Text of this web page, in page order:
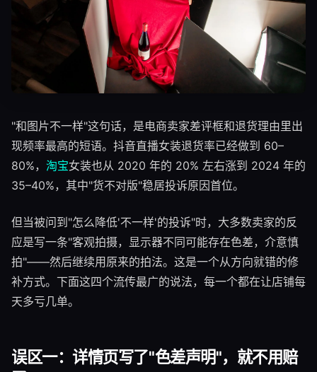
"和图片不一样"这句话，是电商卖家差评框和退货理由里出
现频率最高的短语。抖音直播女装退货率已经做到 60–
80%， 淘宝女装也从 2020 年的 20% 左右涨到 2024 年的
35–40%，其中"货不对版"稳居投诉原因首位。
但当被问到"怎么降低'不一样'的投诉"时，大多数卖家的反
应是写一条"客观拍摄，显示器不同可能存在色差，介意慎
拍"——然后继续用原来的拍法。这是一个从方向就错的修
补方式。下面这四个流传最广的说法，每一个都在让店铺每
天多亏几单。
误区一：详情页写了"色差声明"，就不用赔